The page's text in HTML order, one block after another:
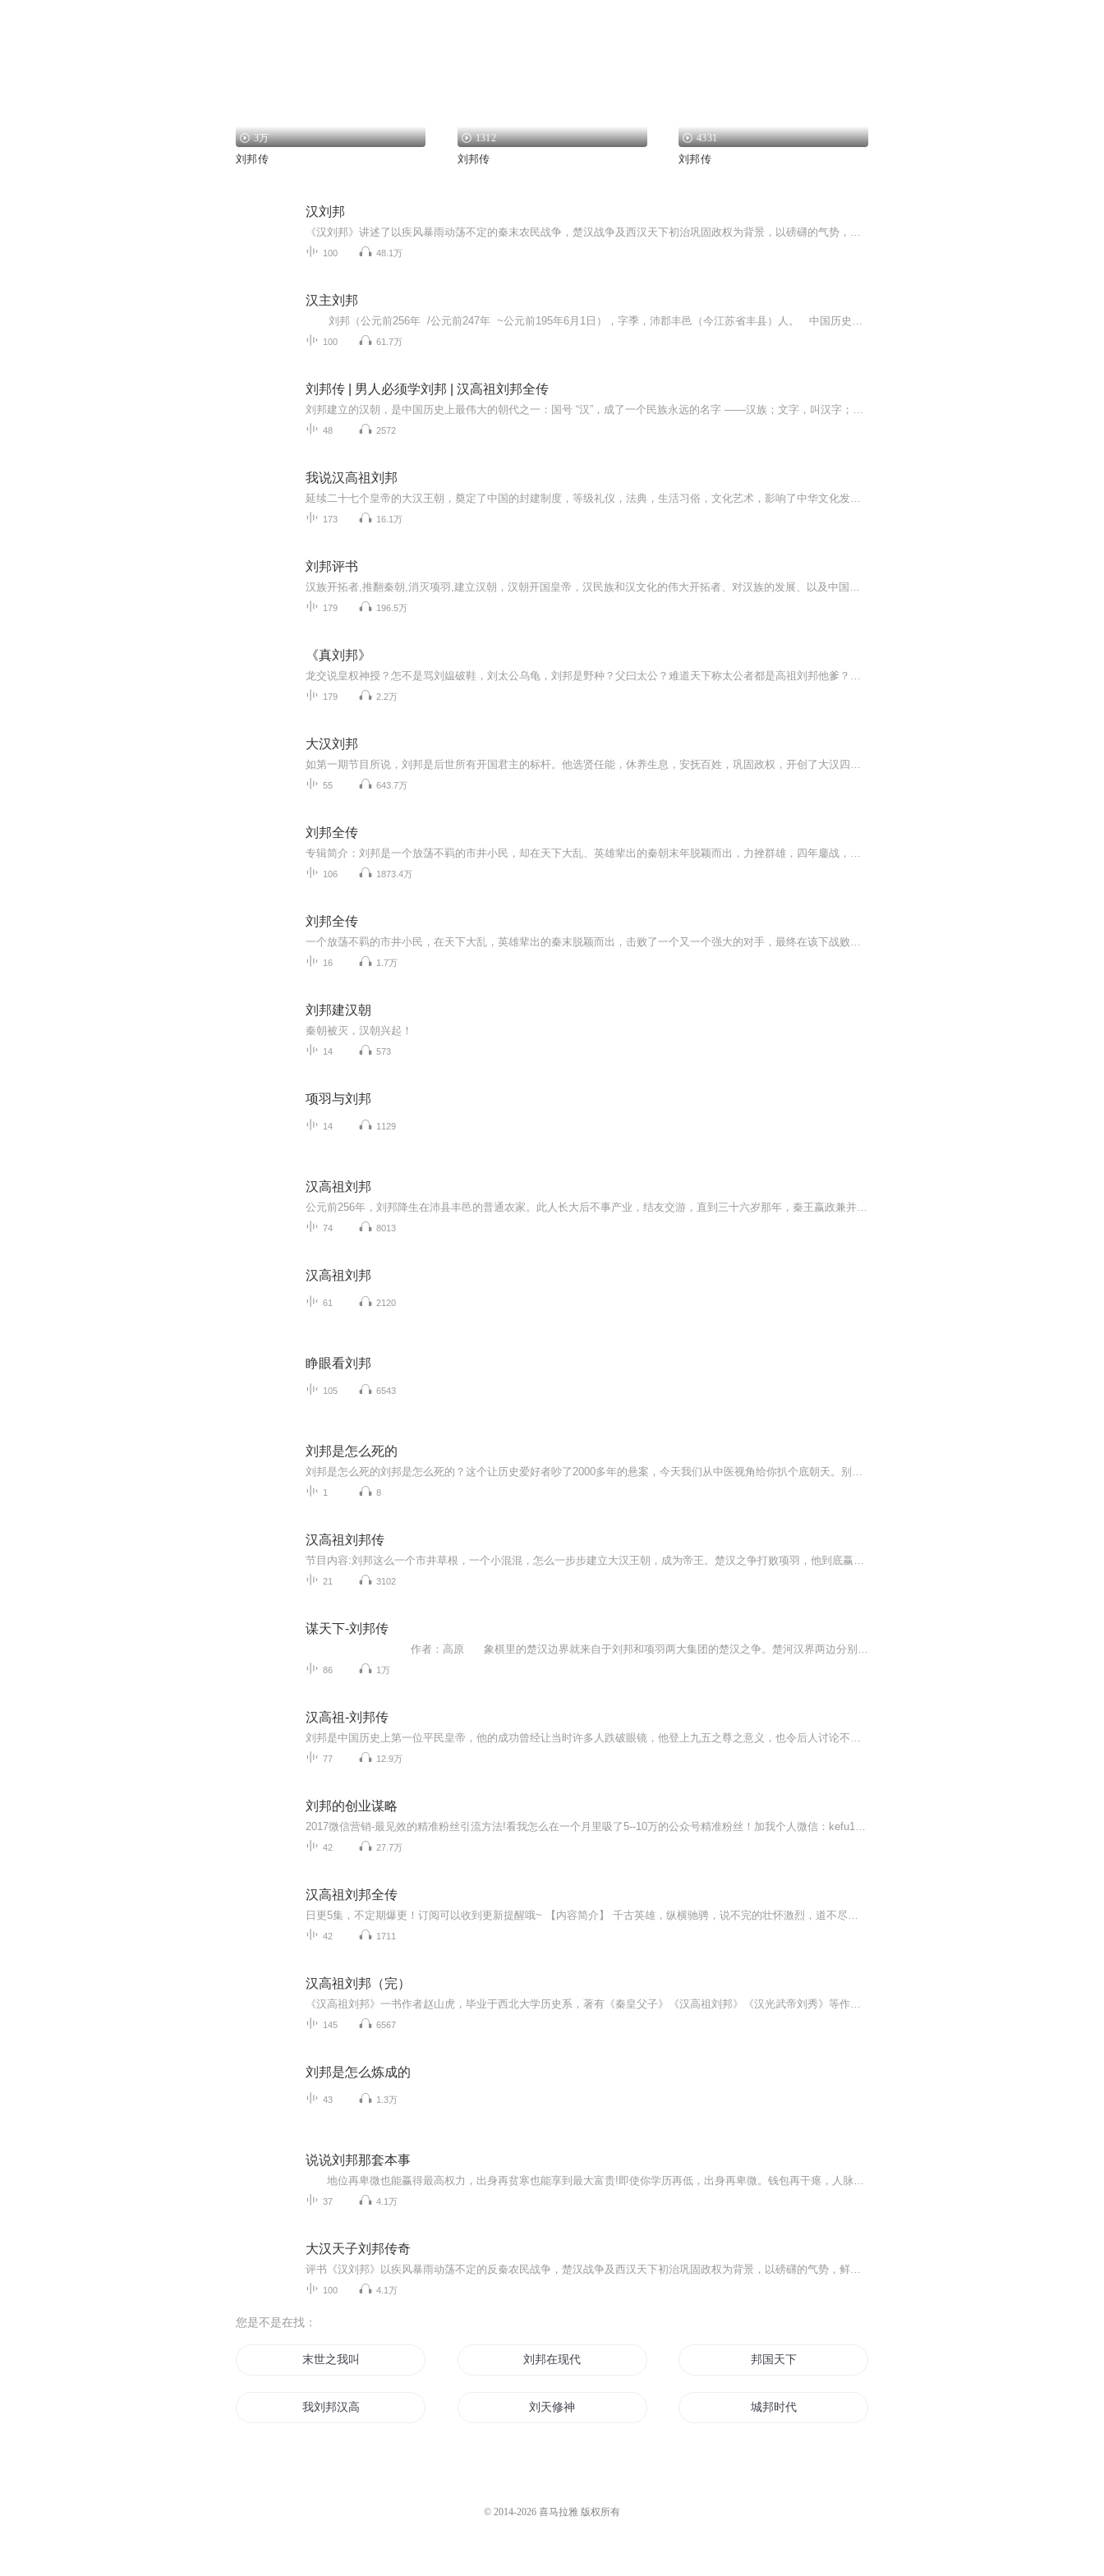
3万
刘邦传
1312
刘邦传
4331
刘邦传
汉刘邦
《汉刘邦》讲述了以疾风暴雨动荡不定的秦末农民战争，楚汉战争及西汉天下初治巩固政权为背景，以磅礴的气势，鲜明的节奏，凝重的色彩勾勒那一时代壮丽的历史画卷，重点再现刘邦马背上打天下，从不能冶产业的村民，到叱咤风云的农民领袖，从楚汉相争的一代...
100 48.1万
汉主刘邦
刘邦（公元前256年 /公元前247年 ~公元前195年6月1日），字季，沛郡丰邑（今江苏省丰县）人。 中国历史上杰出的政治家、战略家和军事指挥家，汉朝开国皇帝，汉民族和汉文化的奠基者和开拓者，对汉族的发展以及中国的统一有突出贡献。 《汉书·高帝纪》记载刘邦祖先源流深远，起自陶唐，亦是晋国大夫士会的后代。 在魏国刘邦曾祖父被封为丰公，刘邦这一代已成为平民，出身农家，豁达大度，不事生产。 秦朝建立后，刘邦出仕，任沛县泗水亭长，后释放刑徒...
100 61.7万
刘邦传 | 男人必须学刘邦 | 汉高祖刘邦全传
刘邦建立的汉朝，是中国历史上最伟大的朝代之一：国号 “汉”，成了一个民族永远的名字 ——汉族；文字，叫汉字；语言，叫汉语；男人，叫汉子；强盛，叫强汉。凡日月所照，江河所至，皆为汉土。这一切的起点，都在泗水亭长刘季，那一声长叹：“嗟乎，大丈...
48 2572
我说汉高祖刘邦
延续二十七个皇帝的大汉王朝，奠定了中国的封建制度，等级礼仪，法典，生活习俗，文化艺术，影响了中华文化发展的脉络，形成了中国特有的汉文化。而作为汉朝的开国皇帝刘邦，更是中国古代历代帝王中最具传奇的布衣皇帝。
173 16.1万
刘邦评书
汉族开拓者,推翻秦朝,消灭项羽,建立汉朝，汉朝开国皇帝，汉民族和汉文化的伟大开拓者、对汉族的发展、以及中国的统一有突出贡献。项羽和刘邦，一个是胸怀大志的楚国贵族，一个是贪财好色的秦庭小吏。两个原本天差地别的人却因起兵反秦走到了一起。项羽继承...
179 196.5万
《真刘邦》
龙交说皇权神授？怎不是骂刘媪破鞋，刘太公乌龟，刘邦是野种？父曰太公？难道天下称太公者都是高祖刘邦他爹？生在长在沛县丰邑，刘邦为何是秦国人？刘太公的亲戚为何不在沛县反在咸阳？刘邦造反灭秦？可他为何三次出手保护秦始皇陵？没见过不认识，为何一...
179 2.2万
大汉刘邦
如第一期节目所说，刘邦是后世所有开国君主的标杆。他选贤任能，休养生息，安抚百姓，巩固政权，开创了大汉四百年基业。作为中国历史上第一位从平头百姓走向皇位龙椅的真命天子，所作所为足以影响后世的唐宗宋祖。鄙人所要讲解的，并非刘邦。两千余年，风...
55 643.7万
刘邦全传
专辑简介：刘邦是一个放荡不羁的市井小民，却在天下大乱、英雄辈出的秦朝末年脱颖而出，力挫群雄，四年鏖战，五载争锋，推翻暴秦，打败项羽，完成了一统天下的重大历史使命，创建了400多年的大汉帝国，成为中国历史上首位布衣逆袭的天子。有人说他是真命天...
106 1873.4万
刘邦全传
一个放荡不羁的市井小民，在天下大乱，英雄辈出的秦末脱颖而出，击败了一个又一个强大的对手，最终在该下战败楚国贵族、被誉为天生战神的强劲对手项羽，成为楚汉争霸的胜利者，完成了一统天下的重大历史使命，创建了400多年的汉家天下。
16 1.7万
刘邦建汉朝
秦朝被灭，汉朝兴起！
14 573
项羽与刘邦
14 1129
汉高祖刘邦
公元前256年，刘邦降生在沛县丰邑的普通农家。此人长大后不事产业，结友交游，直到三十六岁那年，秦王嬴政兼并群雄，建立大秦帝国，刘邦才在秦帝国的泗水郡沛县当上了泗水亭长。正是在这个小小的亭长任上，刘邦的雄心与日俱增。始皇帝对东南地区的臣民颇不...
74 8013
汉高祖刘邦
61 2120
睁眼看刘邦
105 6543
刘邦是怎么死的
刘邦是怎么死的刘邦是怎么死的？这个让历史爱好者吵了2000多年的悬案，今天我们从中医视角给你扒个底朝天。别急着划走，这可不是教科书里那套老生常谈，我们聊点太医不敢写、史官不敢记的真正死因。咱们先来个灵魂拷问：你知道刘邦晚年活得有多"朋克养生"...
1 8
汉高祖刘邦传
节目内容:刘邦这么一个市井草根，一个小混混，怎么一步步建立大汉王朝，成为帝王。楚汉之争打败项羽，他到底赢在哪？项羽到底输在哪？主播介绍:《股市那些事》作者，文化体育工作者。适合人群:喜欢历史的各位朋友。你将收获:从秦汉历史中，感受兴衰规律
21 3102
谋天下-刘邦传
作者：高原 象棋里的楚汉边界就来自于刘邦和项羽两大集团的楚汉之争。楚河汉界两边分别是九条竖线、五条横线。九，在数字上为最大。五，在数字中处于中间，竖九横五组合成了“九五”至尊，它至...
86 1万
汉高祖-刘邦传
刘邦是中国历史上第一位平民皇帝，他的成功曾经让当时许多人跌破眼镜，他登上九五之尊之意义，也令后人讨论不已。这位地方小混混，竟然在秦末大乱的天下中，与诸英雄豪杰争强斗胜。他打败了有史以来最为强悍勇猛的对手项羽，逼得项羽因无颜再见江东父老而...
77 12.9万
刘邦的创业谋略
2017微信营销-最见效的精准粉丝引流方法!看我怎么在一个月里吸了5--10万的公众号精准粉丝！加我个人微信：kefu168999 ——— 立即给你上案例！微信公众号 | 微商个人号 | 产品推广 | 品牌宣传 | 游戏推广 | 等等.....只要是需要通过微信传播裂变引流的，...
42 27.7万
汉高祖刘邦全传
日更5集，不定期爆更！订阅可以收到更新提醒哦~ 【内容简介】 千古英雄，纵横驰骋，说不完的壮怀激烈，道不尽的叱咤风云。握一把历史的刻刀，雕琢出岁月流逝的痕迹，遗留下故国永恒的记忆。在权力、物质、欲望和人性的集中碰撞之地--权谋场中，权力角...
42 1711
汉高祖刘邦（完）
《汉高祖刘邦》一书作者赵山虎，毕业于西北大学历史系，著有《秦皇父子》《汉高祖刘邦》《汉光武帝刘秀》等作品。本书历时五年著成，耗费作者大量心血，以优美凝练的文笔，高度赞扬了汉高祖刘邦。
145 6567
刘邦是怎么炼成的
43 1.3万
说说刘邦那套本事
地位再卑微也能赢得最高权力，出身再贫寒也能享到最大富贵!即使你学历再低，出身再卑微。钱包再干瘪，人脉再狭窄。背景再空白，掌握“刘邦那套本事”，让自己未来幸福生活来得更可靠一些。这条路怎么走?
37 4.1万
大汉天子刘邦传奇
评书《汉刘邦》以疾风暴雨动荡不定的反秦农民战争，楚汉战争及西汉天下初治巩固政权为背景，以磅礴的气势，鲜明的节奏，凝重的色彩勾勒那一时代壮丽的历史画卷，重点再现汉高祖刘邦马背上打天下，从不能冶产业的村民，到叱咤风云的农民领袖，从楚汉相争的...
100 4.1万
您是不是在找：
末世之我叫刘天 刘邦在现代 邦国天下
我刘邦汉高祖不是流氓 刘天修神 城邦时代
© 2014-2026 喜马拉雅 版权所有